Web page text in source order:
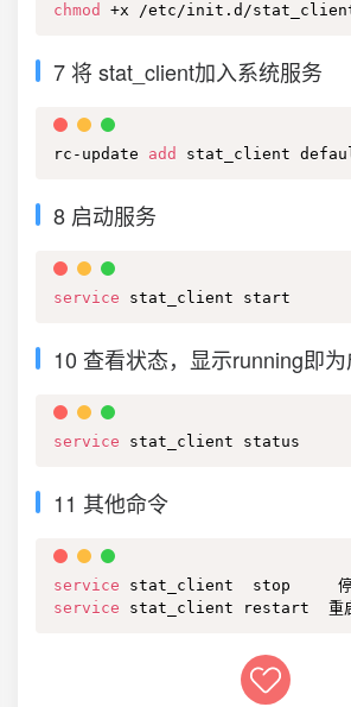
chmod +x /etc/init.d/
7 将 stat_client加入系统服务
rc-update add stat_client
8 启动服务
service stat_client start
10 查看状态，显示running即
service stat_client status
11 其他命令
service
service stat_client restart  重启